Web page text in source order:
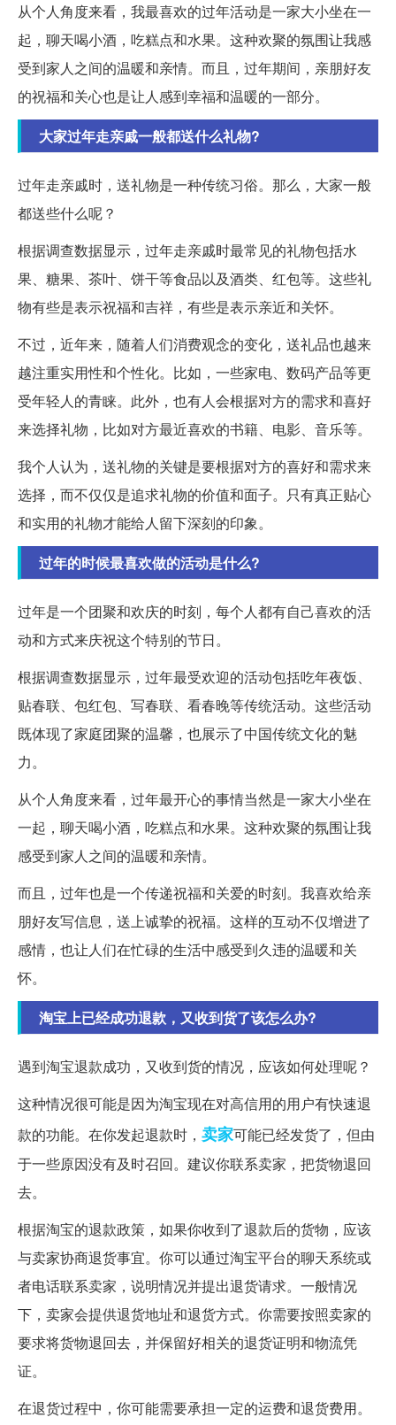
从个人角度来看，我最喜欢的过年活动是一家大小坐在一
起，聊天喝小酒，吃糕点和水果。这种欢聚的氛围让我感
受到家人之间的温暖和亲情。而且，过年期间，亲朋好友
的祝福和关心也是让人感到幸福和温暖的一部分。
大家过年走亲戚一般都送什么礼物?
过年走亲戚时，送礼物是一种传统习俗。那么，大家一般
都送些什么呢？
根据调查数据显示，过年走亲戚时最常见的礼物包括水
果、糖果、茶叶、饼干等食品以及酒类、红包等。这些礼
物有些是表示祝福和吉祥，有些是表示亲近和关怀。
不过，近年来，随着人们消费观念的变化，送礼品也越来
越注重实用性和个性化。比如，一些家电、数码产品等更
受年轻人的青睐。此外，也有人会根据对方的需求和喜好
来选择礼物，比如对方最近喜欢的书籍、电影、音乐等。
我个人认为，送礼物的关键是要根据对方的喜好和需求来
选择，而不仅仅是追求礼物的价值和面子。只有真正贴心
和实用的礼物才能给人留下深刻的印象。
过年的时候最喜欢做的活动是什么?
过年是一个团聚和欢庆的时刻，每个人都有自己喜欢的活
动和方式来庆祝这个特别的节日。
根据调查数据显示，过年最受欢迎的活动包括吃年夜饭、
贴春联、包红包、写春联、看春晚等传统活动。这些活动
既体现了家庭团聚的温馨，也展示了中国传统文化的魅
力。
从个人角度来看，过年最开心的事情当然是一家大小坐在
一起，聊天喝小酒，吃糕点和水果。这种欢聚的氛围让我
感受到家人之间的温暖和亲情。
而且，过年也是一个传递祝福和关爱的时刻。我喜欢给亲
朋好友写信息，送上诚挚的祝福。这样的互动不仅增进了
感情，也让人们在忙碌的生活中感受到久违的温暖和关
怀。
淘宝上已经成功退款，又收到货了该怎么办?
遇到淘宝退款成功，又收到货的情况，应该如何处理呢？
这种情况很可能是因为淘宝现在对高信用的用户有快速退
款的功能。在你发起退款时， 卖家可能已经发货了，但由
于一些原因没有及时召回。建议你联系卖家，把货物退回
去。
根据淘宝的退款政策，如果你收到了退款后的货物，应该
与卖家协商退货事宜。你可以通过淘宝平台的聊天系统或
者电话联系卖家，说明情况并提出退货请求。一般情况
下，卖家会提供退货地址和退货方式。你需要按照卖家的
要求将货物退回去，并保留好相关的退货证明和物流凭
证。
在退货过程中，你可能需要承担一定的运费和退货费用。